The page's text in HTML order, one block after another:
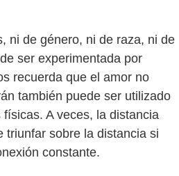
ni de género, ni de raza, ni de
ser experimentada por
recuerda que el amor no
también puede ser utilizado
A veces, la distancia
triunfar sobre la distancia si
constante.